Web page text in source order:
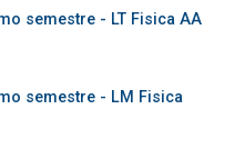
semestre - LT Fisica AA
semestre - LM Fisica